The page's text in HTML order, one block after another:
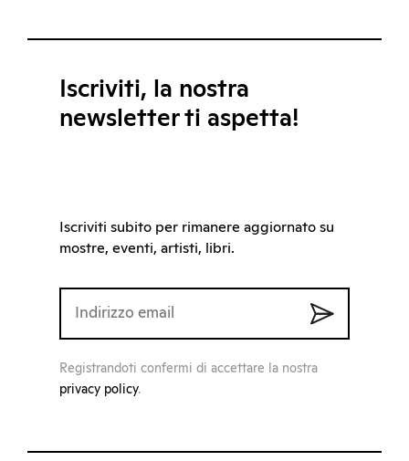
Iscriviti, la nostra
newsletter ti aspetta!
Iscriviti subito per rimanere aggiornato su
mostre, eventi, artisti, libri.
Registrandoti confermi di accettare la nostra
privacy policy.